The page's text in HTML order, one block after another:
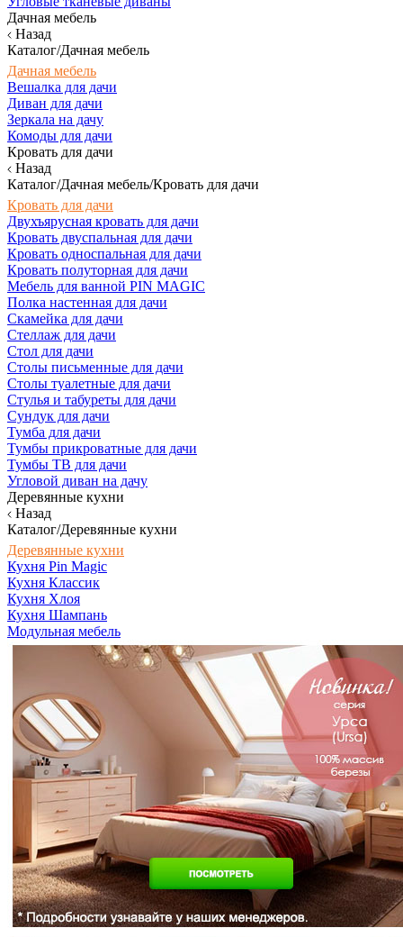
Дачная мебель
Назад
Каталог/Дачная мебель
Дачная мебель
Вешалка для дачи
Диван для дачи
Зеркала на дачу
Комоды для дачи
Кровать для дачи
Назад
Каталог/Дачная мебель/Кровать для дачи
Кровать для дачи
Двухъярусная кровать для дачи
Кровать двуспальная для дачи
Кровать односпальная для дачи
Кровать полуторная для дачи
Мебель для ванной PIN MAGIC
Полка настенная для дачи
Скамейка для дачи
Стеллаж для дачи
Стол для дачи
Столы письменные для дачи
Столы туалетные для дачи
Стулья и табуреты для дачи
Сундук для дачи
Тумба для дачи
Тумбы прикроватные для дачи
Тумбы ТВ для дачи
Угловой диван на дачу
Деревянные кухни
Назад
Каталог/Деревянные кухни
Деревянные кухни
Кухня Pin Magic
Кухня Классик
Кухня Хлоя
Кухня Шампань
Модульная мебель